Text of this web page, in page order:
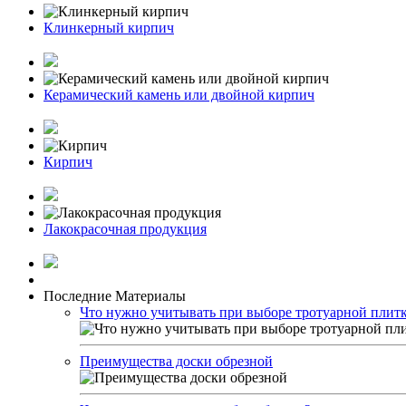
Клинкерный кирпич
Керамический камень или двойной кирпич
Кирпич
Лакокрасочная продукция
Последние Материалы
Что нужно учитывать при выборе тротуарной
Преимущества доски обрезной